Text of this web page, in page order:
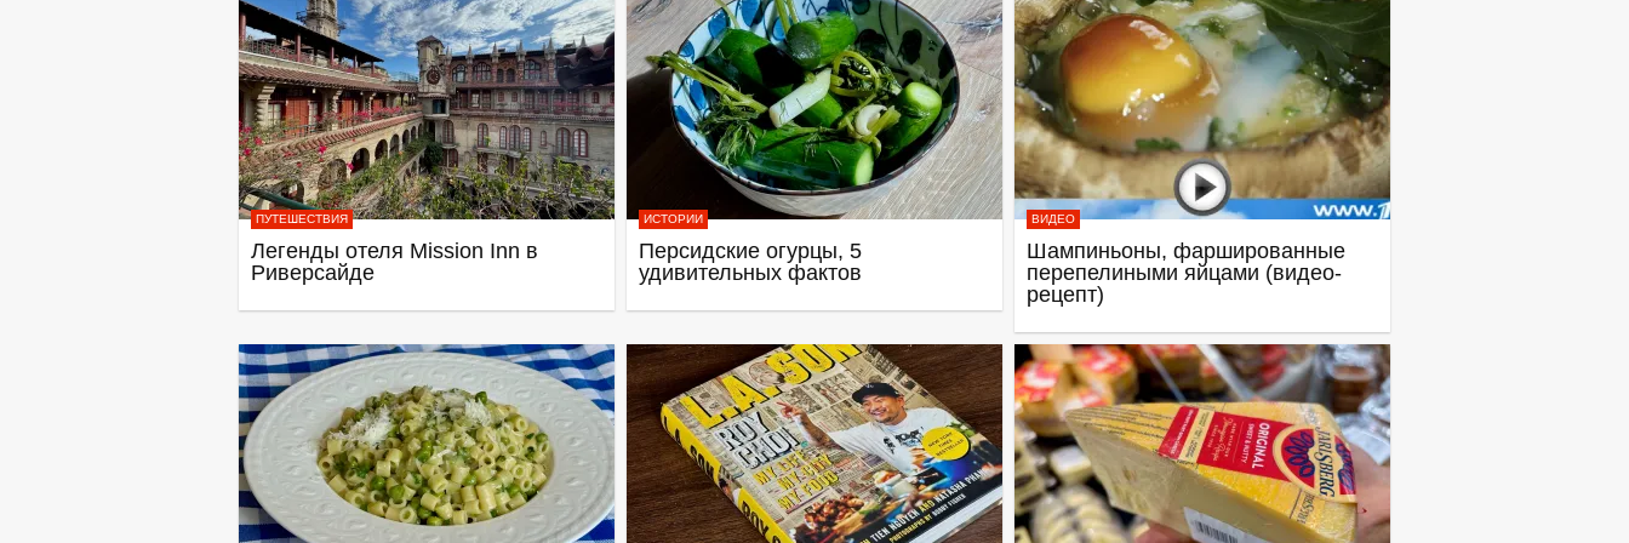
ПУТЕШЕСТВИЯ
Легенды отеля Mission Inn в
Риверсайде
ИСТОРИИ
Персидские огурцы, 5
удивительных фактов
ВИДЕО
Шампиньоны, фаршированные
перепелиными яйцами (видео-
рецепт)